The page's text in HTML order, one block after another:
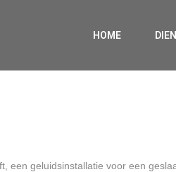
HOME
een geluidsinstallatie voor een